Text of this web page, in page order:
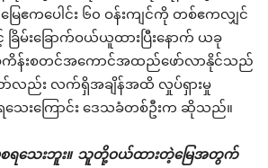
ေဧကပေါင်း ၆၀ ဝန်းကျင်ကို တစ်ဧကလျှင်
ခြိမ်းခြောက်ဝယ်ယူထားပြီးနောက် ယခု
ကိန်းစတင်အကောင်အထည်ဖော်လာနိုင်သည်
လည်း လက်ရှိအချိန်အထိ လှုပ်ရှားမှု
ေးကြောင်း ဒေသခံတစ်ဦးက ဆိုသည်။
ရသေးဘူး။ သူတို့ဝယ်ထားတဲ့မြေအတွက်